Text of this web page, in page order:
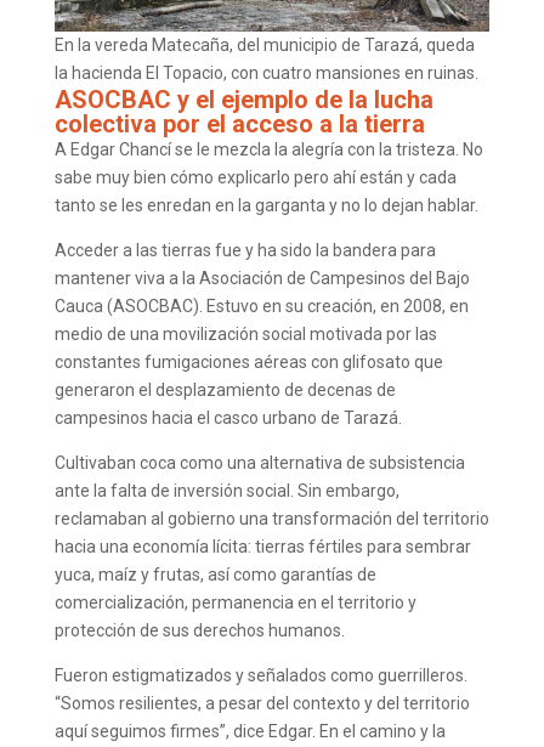
En la vereda Matecaña, del municipio de Tarazá, queda
la hacienda El Topacio, con cuatro mansiones en ruinas.
ASOCBAC y el ejemplo de la lucha
colectiva por el acceso a la tierra
A Edgar Chancí se le mezcla la alegría con la tristeza. No
sabe muy bien cómo explicarlo pero ahí están y cada
tanto se les enredan en la garganta y no lo dejan hablar.
Acceder a las tierras fue y ha sido la bandera para
mantener viva a la Asociación de Campesinos del Bajo
Cauca (ASOCBAC). Estuvo en su creación, en 2008, en
medio de una movilización social motivada por las
constantes fumigaciones aéreas con glifosato que
generaron el desplazamiento de decenas de
campesinos hacia el casco urbano de Tarazá.
Cultivaban coca como una alternativa de subsistencia
ante la falta de inversión social. Sin embargo,
reclamaban al gobierno una transformación del territorio
hacia una economía lícita: tierras fértiles para sembrar
yuca, maíz y frutas, así como garantías de
comercialización, permanencia en el territorio y
protección de sus derechos humanos.
Fueron estigmatizados y señalados como guerrilleros.
“Somos resilientes, a pesar del contexto y del territorio
aquí seguimos firmes”, dice Edgar. En el camino y la